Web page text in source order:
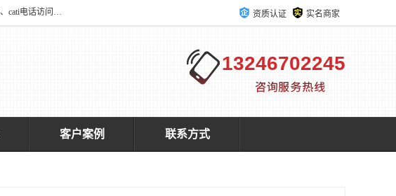
深圳大宋咨询有限公司2016年于深圳市宝安区新安街道海旺社区成立。主要经营：市场信息咨询、大数据调研、、在线调研、问卷调查、cati电话访问、神秘顾客调查、广告效果评估、消费者调查、大数据采集分析等，从事广告业务、国内贸易、数据采集、数据处理；公共文明测评。 资质认证 实名商家
13246702245
客户案例 联系方式